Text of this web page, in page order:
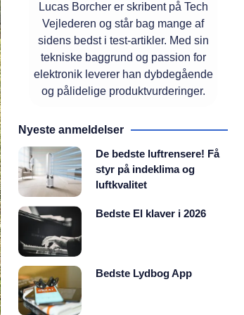
Lucas Borcher er skribent på Tech
Vejlederen og står bag mange af
sidens bedst i test-artikler. Med sin
tekniske baggrund og passion for
elektronik leverer han dybdegående
og pålidelige produktvurderinger.
Nyeste anmeldelser
De bedste luftrensere! Få
styr på indeklima og
luftkvalitet
Bedste El klaver i 2026
Bedste Lydbog App